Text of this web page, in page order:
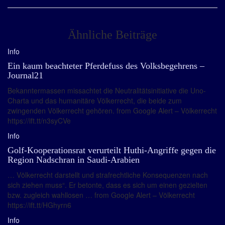
Ähnliche Beiträge
Info
Ein kaum beachteter Pferdefuss des Volksbegehrens –
Journal21
Bekanntermassen missachtet die Neutralitätsinitiative die Uno-
Charta und das humanitäre Völkerrecht, die beide zum
zwingenden Völkerrecht gehören. from Google Alert – Völkerrecht
https://ift.tt/n3syCVe
Info
Golf-Kooperationsrat verurteilt Huthi-Angriffe gegen die
Region Nadschran in Saudi-Arabien
… Völkerrecht darstellt und strafrechtliche Konsequenzen nach
sich ziehen muss“. Er betonte, dass es sich um einen gezielten
bzw. zugleich wahllosen … from Google Alert – Völkerrecht
https://ift.tt/HGhyrn6
Info